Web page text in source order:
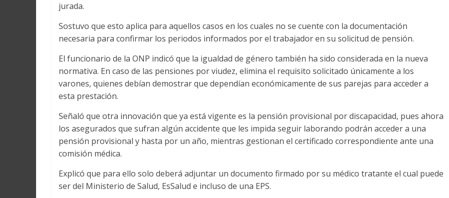
jurada.
Sostuvo que esto aplica para aquellos casos en los cuales no se cuente con la documentación
necesaria para confirmar los periodos informados por el trabajador en su solicitud de pensión.
El funcionario de la ONP indicó que la igualdad de género también ha sido considerada en la nueva
normativa. En caso de las pensiones por viudez, elimina el requisito solicitado únicamente a los
varones, quienes debían demostrar que dependían económicamente de sus parejas para acceder a
esta prestación.
Señaló que otra innovación que ya está vigente es la pensión provisional por discapacidad, pues ahora
los asegurados que sufran algún accidente que les impida seguir laborando podrán acceder a una
pensión provisional y hasta por un año, mientras gestionan el certificado correspondiente ante una
comisión médica.
Explicó que para ello solo deberá adjuntar un documento firmado por su médico tratante el cual puede
ser del Ministerio de Salud, EsSalud e incluso de una EPS.